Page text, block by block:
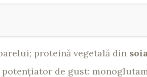
proteină vegetală din
potenţiator de gust: